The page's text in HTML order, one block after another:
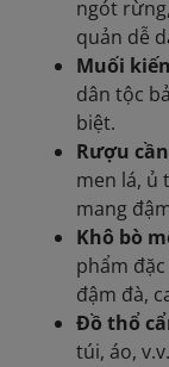
ngót
quản dễ
Muối
dân tộc
biệt.
Rượu
men lá, ủ
mang
Khô bò
phẩm
đậm đà,
Đồ thổ
túi, áo,